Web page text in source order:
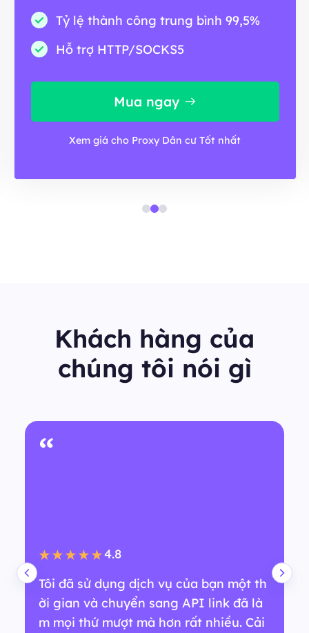
Tỷ lệ thành công trung bình 99,5%
Hỗ trợ HTTP/SOCKS5
Mua ngay
Xem giá cho Proxy Dân cư Tốt nhất
Khách hàng của
chúng tôi nói gì
“
★★★★★4.8
Tôi đã sử dụng dịch vụ của bạn một th
ời gian và chuyển sang API link đã là
m mọi thứ mượt mà hơn rất nhiều. Cải